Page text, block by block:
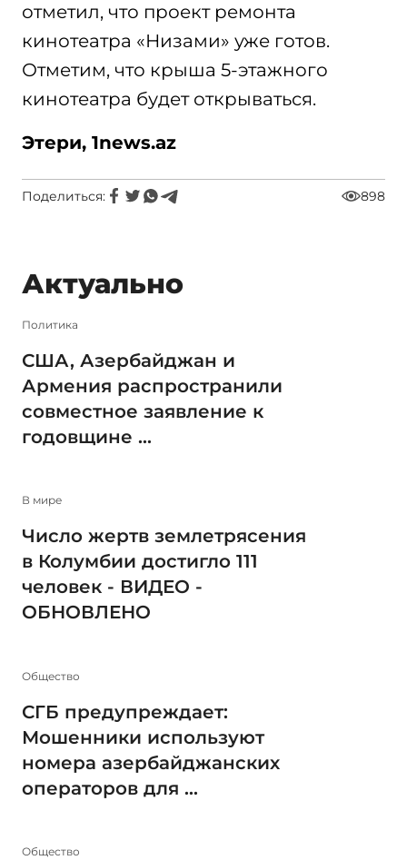
отметил, что проект ремонта
кинотеатра «Низами» уже готов.
Отметим, что крыша 5-этажного
кинотеатра будет открываться.
Этери, 1news.az
Поделиться: 898
Актуально
Политика
США, Азербайджан и
Армения распространили
совместное заявление к
годовщине ...
В мире
Число жертв землетрясения
в Колумбии достигло 111
человек - ВИДЕО -
ОБНОВЛЕНО
Общество
СГБ предупреждает:
Мошенники используют
номера азербайджанских
операторов для ...
Общество